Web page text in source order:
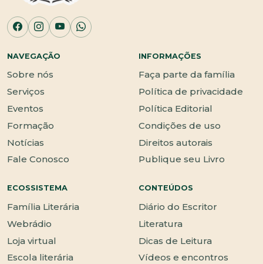
NAVEGAÇÃO
Sobre nós
Serviços
Eventos
Formação
Notícias
Fale Conosco
INFORMAÇÕES
Faça parte da família
Política de privacidade
Política Editorial
Condições de uso
Direitos autorais
Publique seu Livro
ECOSSISTEMA
Família Literária
Webrádio
Loja virtual
Escola literária
CONTEÚDOS
Diário do Escritor
Literatura
Dicas de Leitura
Vídeos e encontros